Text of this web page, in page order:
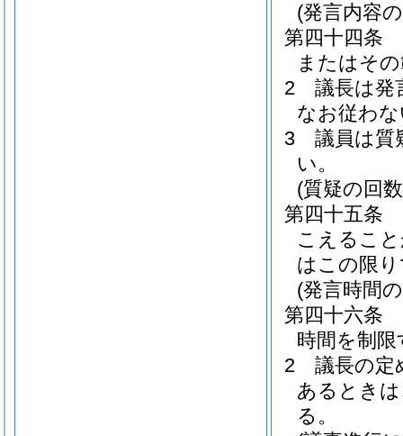
(発言内容
第四十四条
またはそ
2
議長は発
なお従わ
3
議員は質
い。
(質疑の回
第四十五条
こえるこ
はこの限
(発言時間
第四十六条
時間を制
2
議長の定
あるとき
る。